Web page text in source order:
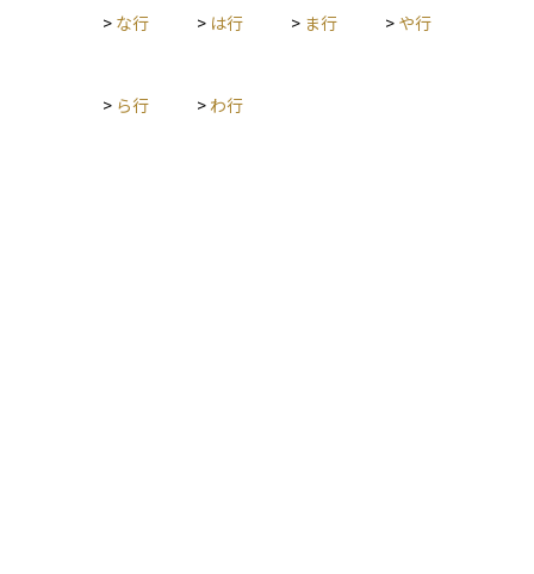
後を受け取る設計が一般的で、アクティブ型ファンドでは1％
atio）や実質コストを比較し、長期保有ほど差が拡大する点に
留意して商品選択を行うことが重要です。
> な行 > は行 > ま行 > や行
> ら行 > わ行